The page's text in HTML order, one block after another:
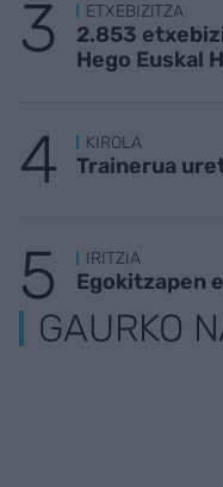
ETXEBIZITZA
2.853
Hego Euskal
KIROLA
Trainerua
IRITZIA
Egokitzapen
GAURKO